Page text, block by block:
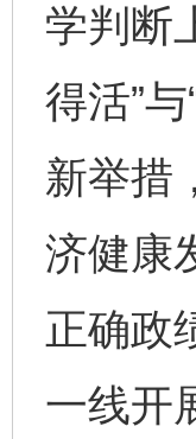
学判断
得活”
新举措
济健康
正确政
一线开